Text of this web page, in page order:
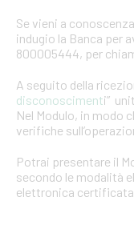
Se vieni a
indugio la Banca per
800005444, per
A seguito della
disconoscimenti”
Nel Modulo, in modo
verifiche
Potrai presentare il
secondo le modalità
elettronica certificata